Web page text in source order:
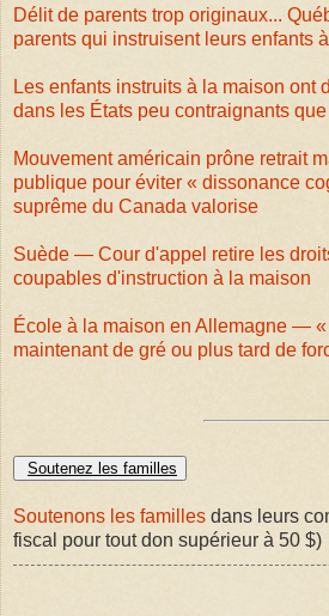
Délit de parents trop originaux...
parents qui instruisent leurs enfants
Les enfants instruits à la maison ont
dans les États peu contraignants
Mouvement américain prône retrait
publique pour éviter « dissonance
suprême du Canada valorise
Suède — Cour d'appel retire les
coupables d'instruction à la maison
École à la maison en Allemagne —
maintenant de gré ou plus tard de
Soutenez les familles
Soutenons les familles dans leurs
fiscal pour tout don supérieur à 50 $)